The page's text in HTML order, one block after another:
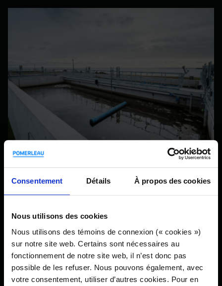
Consentement Détails À propos des cookies
Nous utilisons des cookies
Nous utilisons des témoins de connexion (« cookies »)
sur notre site web. Certains sont nécessaires au
fonctionnement de notre site web, il n’est donc pas
possible de les refuser. Nous pouvons également, avec
votre consentement, utiliser d’autres cookies. Pour en
Bien plus que la construction
d'usines de traitement de
l'eau : Nos services complets
de construction